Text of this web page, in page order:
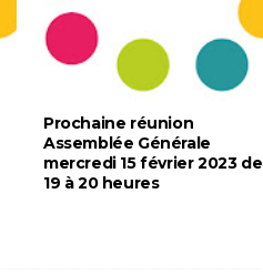
Prochaine réunion
Assemblée Générale
mercredi 15 février 2023 de
19 à 20 heures